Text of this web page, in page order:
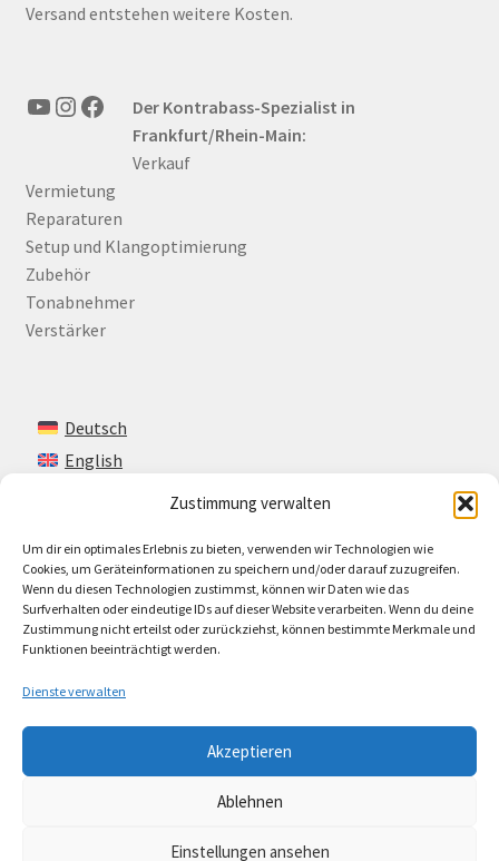
Zustimmung verwalten
Um dir ein optimales Erlebnis zu bieten, verwenden wir Technologien wie
Cookies, um Geräteinformationen zu speichern und/oder darauf zuzugreifen.
Wenn du diesen Technologien zustimmst, können wir Daten wie das
Surfverhalten oder eindeutige IDs auf dieser Website verarbeiten. Wenn du deine
Zustimmung nicht erteilst oder zurückziehst, können bestimmte Merkmale und
Funktionen beeinträchtigt werden.
Dienste verwalten
Akzeptieren
Ablehnen
Einstellungen ansehen
Versand entstehen weitere Kosten.
YouTube
Instagram
FacebookDer Kontrabass-Spezialist in
Frankfurt/Rhein-Main:
Verkauf
Vermietung
Reparaturen
Setup und Klangoptimierung
Zubehör
Tonabnehmer
Verstärker
Deutsch
English
Kontakt
Impressum + AGB
Cookie-Richtlinie (EU)
© Lando Music 2026
Erstellt mit WooCommerce